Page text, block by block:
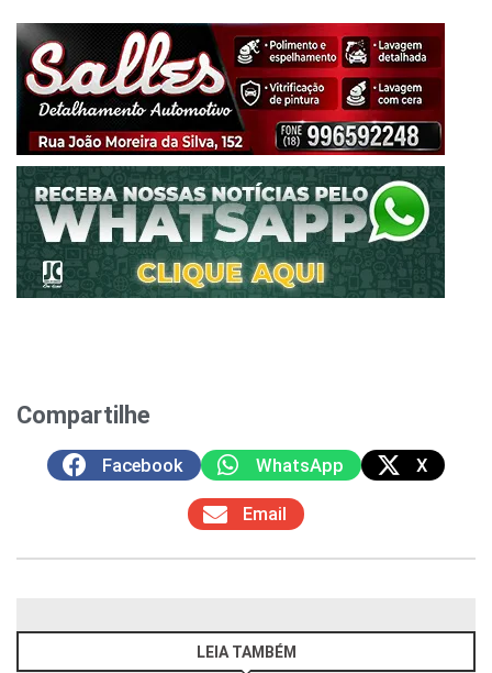
Compartilhe
Facebook WhatsApp X
Email
LEIA TAMBÉM